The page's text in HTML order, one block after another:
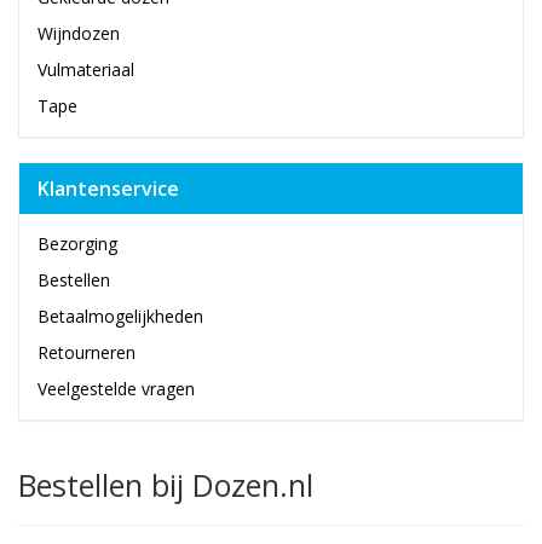
Wijndozen
Vulmateriaal
Tape
Klantenservice
Bezorging
Bestellen
Betaalmogelijkheden
Retourneren
Veelgestelde vragen
Bestellen bij Dozen.nl